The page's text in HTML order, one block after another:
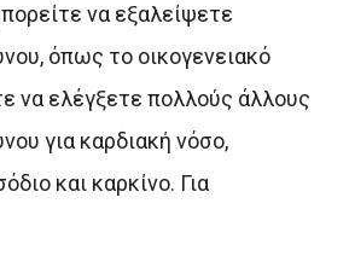
να εξαλείψετε
όπως το οικογενειακό
να ελέγξετε πολλούς άλλους
για καρδιακή νόσο,
και καρκίνο. Για